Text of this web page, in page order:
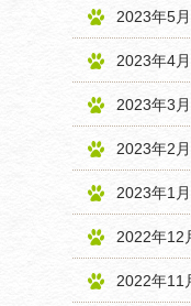
2023年5月
2023年4月
2023年3月
2023年2月
2023年1月
2022年12
2022年11